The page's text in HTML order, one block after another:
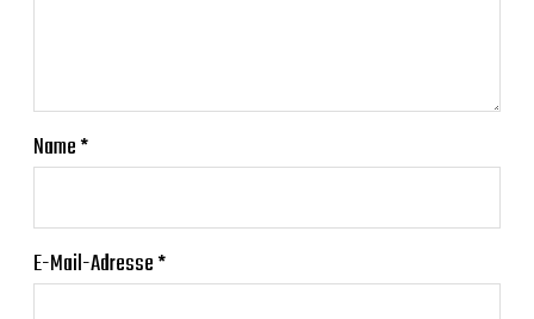
Name*
E-Mail-Adresse*